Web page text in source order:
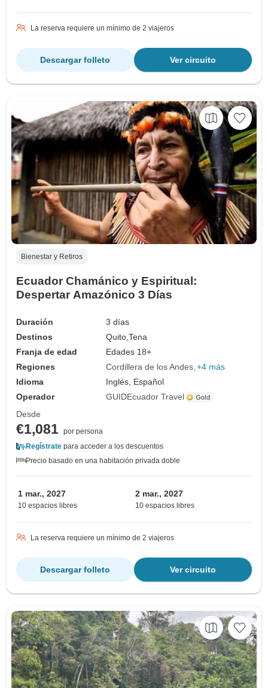
La reserva requiere un mínimo de 2 viajeros
Ver circuito
Descargar folleto
Bienestar y Retiros
Ecuador Chamánico y Espiritual:
Despertar Amazónico 3 Días
Duración
3 días
Destinos
Quito,Tena
Franja de edad
Edades 18+
Regiones
Cordillera de los Andes +4 más
Idioma
Inglés, Español
Operador
GUIDEcuador Travel
Desde
€1,081 por persona
Regístrate para acceder a los descuentos
Precio basado en una habitación privada doble
1 mar., 2027
10 espacios libres
2 mar., 2027
10 espacios libres
La reserva requiere un mínimo de 2 viajeros
Ver circuito
Descargar folleto